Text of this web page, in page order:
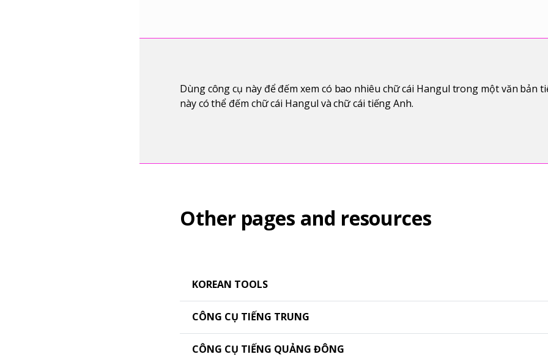
Dùng công cụ này để đếm xem có bao nhiêu chữ cái Hangul trong một văn bản
này có thể đếm chữ cái Hangul và chữ cái tiếng Anh.
Other pages and resources
KOREAN TOOLS
CÔNG CỤ TIẾNG TRUNG
CÔNG CỤ TIẾNG QUẢNG ĐÔNG